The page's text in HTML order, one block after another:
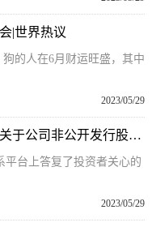
|世界热议
的人在6月财运旺盛，其中
2023/05/29
世界快资讯：立讯精密董秘回复：关于公司非公开发行股票的具体情况，请参看巨潮资讯网之《2022年度非公开发行股票预案》
平台上答复了投资者关心的
2023/05/29